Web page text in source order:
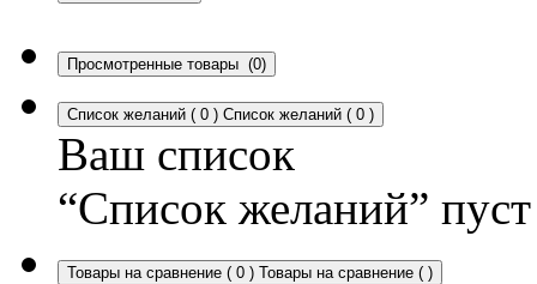
Просмотренные товары (0)
Список желаний ( 0 ) Список желаний ( 0 )
Ваш список
“Список желаний” пуст
Товары на сравнение ( 0 ) Товары на сравнение ( )